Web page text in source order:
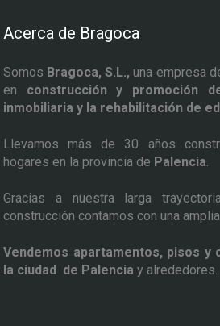
Acerca de Bragoca
Somos Bragoca, S.L.,una empresa
en construcción y promoción
inmobiliaria y la rehabilitación de
Llevamos más de 30 años
hogares en la provincia de Palencia.
Gracias a nuestra larga
construcción contamos con una
Vendemos apartamentos, pisos y
la ciudad de Palencia y alrededores.